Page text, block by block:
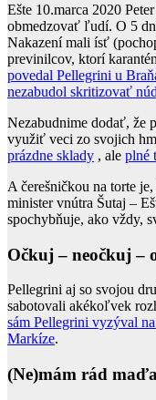
Ešte 10.marca 2020
obmedzovať ľudí. O 5
Nakazení mali ísť
previnilcov, ktorí
povedal Pellegrini u
nezabudol skritizovať
Nezabudnime dodať, že
využiť veci zo svojich
prázdne sklady , ale plné
A čerešničkou na torte
minister vnútra Šutaj –
spochybňuje, ako vždy,
Očkuj – neočkuj –
Pellegrini aj so svojou
sabotovali akékoľvek
sám Pellegrini vyzýval
Markíze.
(Ne)mám rád